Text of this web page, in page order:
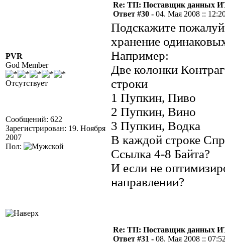
PVR
God Member
Отсутствует
Сообщений: 622
Зарегистрирован: 19. Ноября
2007
Пол:
Re: ТП: Поставщик данных
Ответ #30 - 04. Мая 2008 ::
Подскажите
хранение
Например:
Две колонки
строки
1 Пупкин, Пиво
2 Пупкин, Вино
3 Пупкин, Водка
В каждой строке
Ссылка 4-8 Байта?
И если не
направлении?
Re: ТП: Поставщик данных
Ответ #31 - 08. Мая 2008 ::